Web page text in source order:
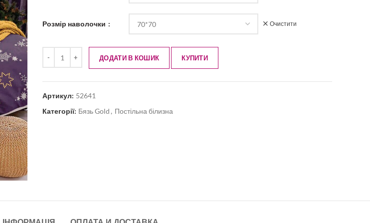
Розмір наволочки Очистити
ДОДАТИ В КОШИК КУПИТИ
Артикул: 52641
Категорії: Бязь Gold , Постільна білизна